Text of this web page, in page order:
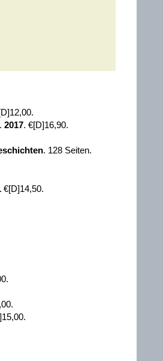
2017. €[D]16,90.
. 128 Seiten.
€[D]14,50.